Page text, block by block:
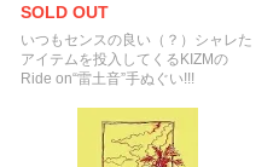
SOLD OUT
いつもセンスの良い（？）シャレた
アイテムを投入してくるKIZMの
Ride on“雷土音”手ぬぐい!!!